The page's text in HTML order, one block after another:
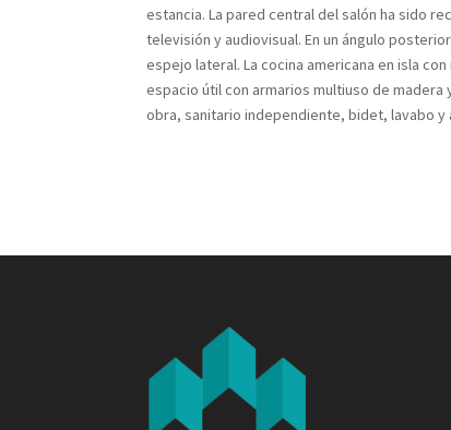
estancia. La pared central del salón ha sido
televisión y audiovisual. En un ángulo
espejo lateral. La cocina americana en isla
espacio útil con armarios multiuso de
obra, sanitario independiente, bidet, lavabo y